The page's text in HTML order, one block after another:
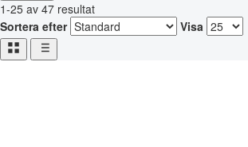
1-25 av 47 resultat
Sortera efter
Visa